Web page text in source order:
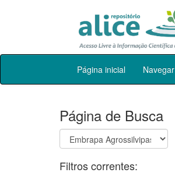
Skip
Página inicial Navegar
Página de Busca
Filtros correntes: